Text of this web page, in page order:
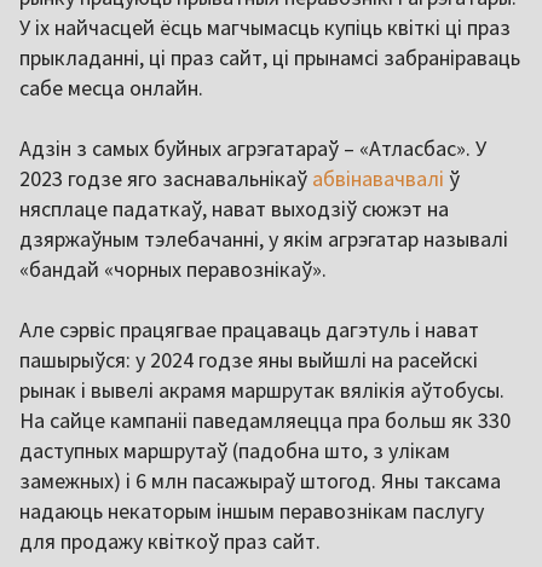
У іх найчасцей ёсць магчымасць купіць квіткі ці праз
прыкладанні, ці праз сайт, ці прынамсі забраніраваць
сабе месца онлайн.
Адзін з самых буйных агрэгатараў – «Атласбас». У
2023 годзе яго заснавальнікаў абвінавачвалі ў
нясплаце падаткаў, нават выходзіў сюжэт на
дзяржаўным тэлебачанні, у якім агрэгатар называлі
«бандай «чорных перавознікаў».
Але сэрвіс працягвае працаваць дагэтуль і нават
пашырыўся: у 2024 годзе яны выйшлі на расейскі
рынак і вывелі акрамя маршрутак вялікія аўтобусы.
На сайце кампаніі паведамляецца пра больш як 330
даступных маршрутаў (падобна што, з улікам
замежных) і 6 млн пасажыраў штогод. Яны таксама
надаюць некаторым іншым перавознікам паслугу
для продажу квіткоў праз сайт.